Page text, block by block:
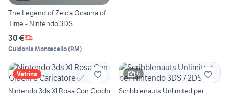
The Legend of Zelda Ocarina of
Time - Nintendo 3DS
30 €
Guidonia Montecelio(RM)
Vetrina
Nintendo 3ds Xl Rosa Con Giochi
6
Scribblenauts Unlimited per